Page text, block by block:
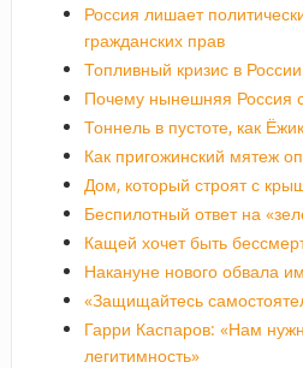
Россия лишает
гражданских прав
Топливный кризис в России
Почему нынешняя Россия
Тоннель в пустоте, как
Как пригожинский мятеж
Дом, который строят с
Беспилотный ответ на
Кащей хочет быть
Накануне нового обвала
«Защищайтесь
Гарри Каспаров: «Нам
легитимность»